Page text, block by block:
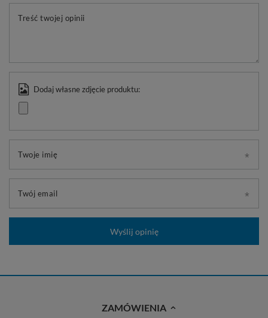
Treść twojej opinii
Dodaj własne zdjęcie produktu:
Twoje imię
Twój email
Wyślij opinię
ZAMÓWIENIA